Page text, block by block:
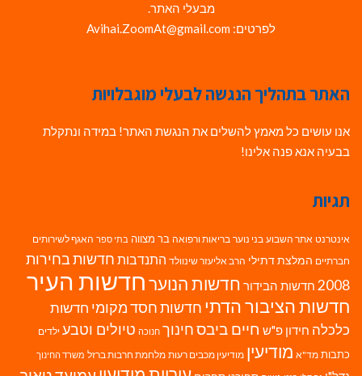
מבעלי האתר.
לפרטים: Avihai.ZoomAt@gmail.com
האתר בתהליך הנגשה לבעלי מוגבלויות
אנו עושים כל מאמץ להשלים את הנגשת האתר! במידה ונתקלת
בבעיה אנא פנה אלינו!
תגיות
אינטרנט אתר השבוע בני נוער בריאות ורפואה בר מצווה בתי ספר האגף לשירותים
חברתיים המלצת דתילי הרב אליעזר שינוולד התנדבות חדשות בחירות
2008 חדשות הבידור חדשות הנוערחדשות העיר
חדשות הציבור הדתי חדשות חסד מקומי חדשות
כלכלה חידון פ"ש חיים ביבסחינוך חנוכה טיולים וטבע ילדים
כתבות מד"א מודיעין מודיעין מכבים רעות מלחמת חרבות ברזל משרד החינוך